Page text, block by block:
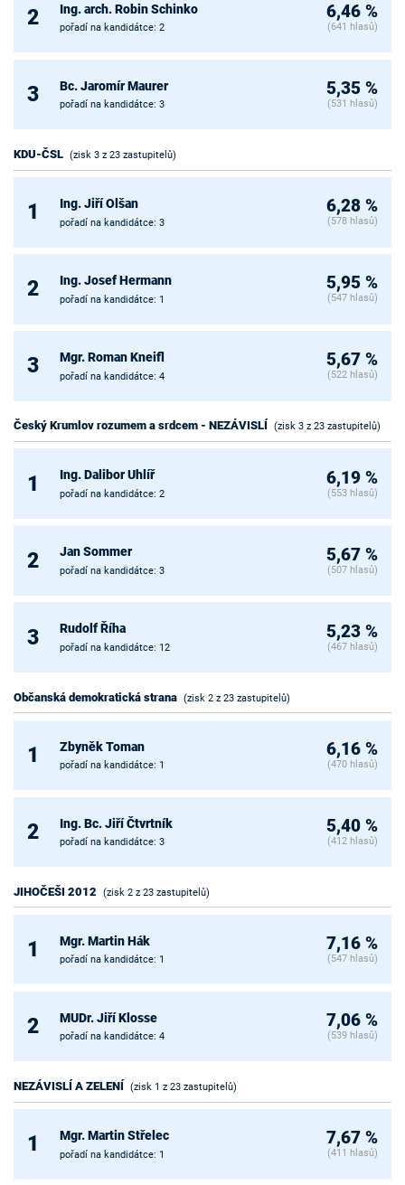
2 Ing. arch. Robin Schinko
pořadí na kandidátce: 2
6,46 %
(641 hlasů)
3 Bc. Jaromír Maurer
pořadí na kandidátce: 3
5,35 %
(531 hlasů)
KDU-ČSL (zisk 3 z 23 zastupitelů)
1 Ing. Jiří Olšan
pořadí na kandidátce: 3
6,28 %
(578 hlasů)
2 Ing. Josef Hermann
pořadí na kandidátce: 1
5,95 %
(547 hlasů)
3 Mgr. Roman Kneifl
pořadí na kandidátce: 4
5,67 %
(522 hlasů)
Český Krumlov rozumem a srdcem - NEZÁVISLÍ (zisk 3 z 23 zastupitelů)
1 Ing. Dalibor Uhlíř
pořadí na kandidátce: 2
6,19 %
(553 hlasů)
2 Jan Sommer
pořadí na kandidátce: 3
5,67 %
(507 hlasů)
3 Rudolf Říha
pořadí na kandidátce: 12
5,23 %
(467 hlasů)
Občanská demokratická strana (zisk 2 z 23 zastupitelů)
1 Zbyněk Toman
pořadí na kandidátce: 1
6,16 %
(470 hlasů)
2 Ing. Bc. Jiří Čtvrtník
pořadí na kandidátce: 3
5,40 %
(412 hlasů)
JIHOČEŠI 2012 (zisk 2 z 23 zastupitelů)
1 Mgr. Martin Hák
pořadí na kandidátce: 1
7,16 %
(547 hlasů)
2 MUDr. Jiří Klosse
pořadí na kandidátce: 4
7,06 %
(539 hlasů)
NEZÁVISLÍ A ZELENÍ (zisk 1 z 23 zastupitelů)
1 Mgr. Martin Střelec
pořadí na kandidátce: 1
7,67 %
(411 hlasů)